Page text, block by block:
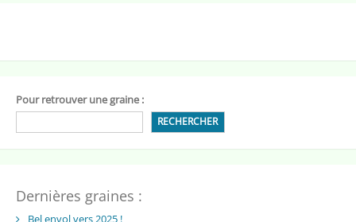
Pour retrouver une graine :
RECHERCHER
Dernières graines :
Bel envol vers 2025 !